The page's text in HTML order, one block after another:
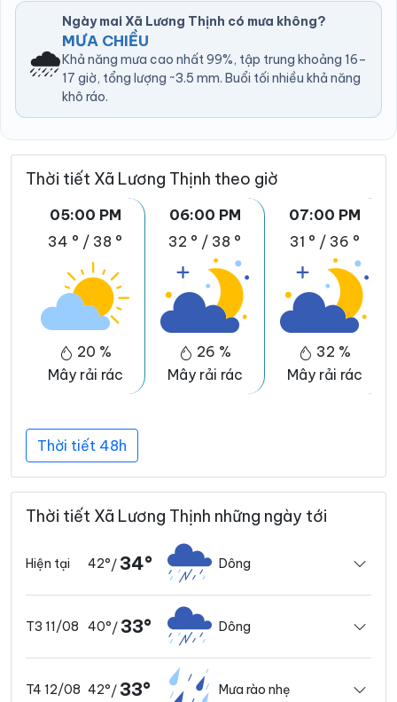
🌧️
Ngày mai Xã Lương Thịnh có mưa không?
MƯA CHIỀU
Khả năng mưa cao nhất 99%, tập trung khoảng 16–
17 giờ, tổng lượng ~3.5 mm. Buổi tối nhiều khả năng
khô ráo.
Thời tiết Xã Lương Thịnh theo giờ
05:00 PM
34 ° / 38 °
20 %
Mây rải rác
06:00 PM
32 ° / 38 °
26 %
Mây rải rác
07:00 PM
31 ° / 36 °
32 %
Mây rải rác
Thời tiết 48h
Thời tiết Xã Lương Thịnh những ngày tới
Hiện tại 42°/ 34° Dông
T3 11/08 40°/ 33° Dông
T4 12/08 42°/ 33° Mưa rào nhẹ